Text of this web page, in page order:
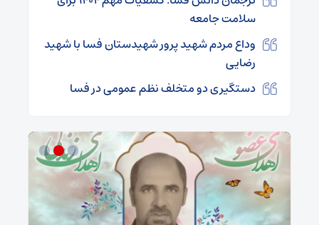
سلامت جامعه
وداع مردم شهید پرور شهیدستان فسا با شهید
رضایی
دستگیری دو متخلف نظم عمومی در فسا